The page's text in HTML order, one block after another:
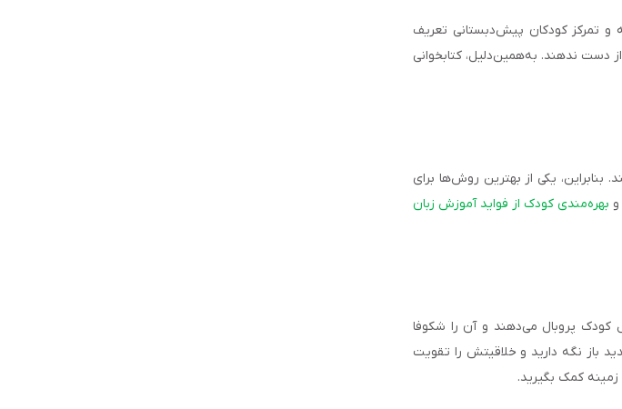
و تمرکز کودکان پیش‌دبستانی تعریف
دست ندهند. به‌همین‌دلیل، کتابخوانی
یکی از بهترین روش‌ها برای
بهره‌مندی کودک از فواید آموزش زبان
کودک پروبال می‌دهند و آن را شکوفا
باز نگه دارید و خلاقیتش را تقویت
زمینه کمک بگیرید.